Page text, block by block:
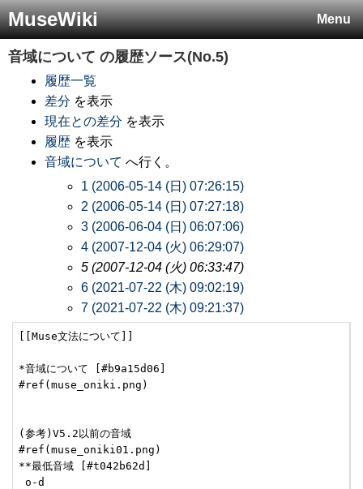
Menu
MuseWiki
音域について の履歴ソース(No.5)
履歴一覧
差分 を表示
現在との差分 を表示
履歴 を表示
音域について へ行く。
1 (2006-05-14 (日) 07:26:15)
2 (2006-05-14 (日) 07:27:18)
3 (2006-06-04 (日) 06:07:06)
4 (2007-12-04 (火) 06:29:07)
5 (2007-12-04 (火) 06:33:47)
6 (2021-07-22 (木) 09:02:19)
7 (2021-07-22 (木) 09:21:37)
[[Muse文法について]]
*音域について [#b9a15d06]
#ref(muse_oniki.png)
(参考)V5.2以前の音域
#ref(muse_oniki01.png)
**最低音域 [#t042b62d]
o-d